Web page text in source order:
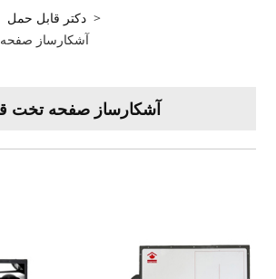
دکتر قابل حمل >
آشکارساز
آشکارساز صفحه تخت